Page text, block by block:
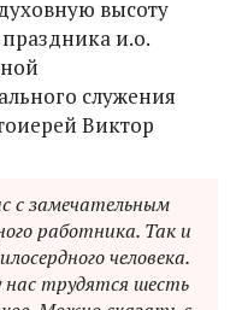
высоту
и.о.
служения
Виктор
с замечательным
работника. Так и
человека.
нас трудятся шесть